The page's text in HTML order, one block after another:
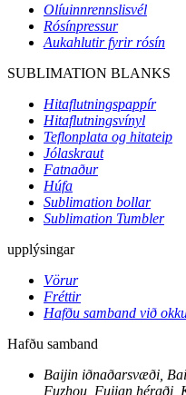
Olíuinnrennslisvél
Rósínpressur
Aukahlutir fyrir rósín
SUBLIMATION BLANKS
Hitaflutningspappír
Hitaflutningsvínyl
Teflonplata og hitateip
Jólaskraut
Fatnaður
Húfa
Sublimation bollar
Sublimation Tumbler
upplýsingar
Vörur
Fréttir
Hafðu samband við
Hafðu samband
Baijin iðnaðarsvæði,
Fuzhou, Fujian héraði,